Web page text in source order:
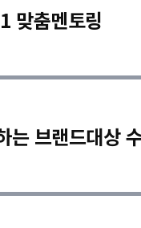
맞춤멘토링
는 브랜드대상